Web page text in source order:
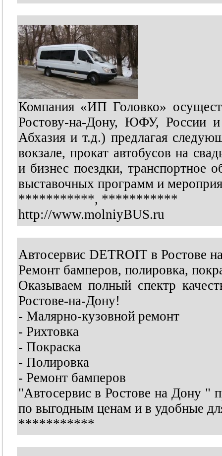
Компания «ИП Головко»
Ростову-на-Дону, ЮФУ, России
Абхазия и т.д.) предлагая
вокзале, прокат автобусов на
и бизнес поездки, транспортное
выставочных программ и
***********, ***********
http://www.molniyBUS.ru
Автосервис DETROIT в Ростове
Ремонт бамперов, полировка,
Оказываем полный спектр
Ростове-на-Дону!
- Малярно-кузовной ремонт
- Рихтовка
- Покраска
- Полировка
- Ремонт бамперов
"Автосервис в Ростове на Дону "
по выгодным ценам и в удобные
***********